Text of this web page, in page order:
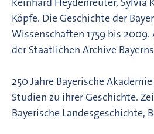
Köpfe. Die Geschichte der
Wissenschaften 1759 bis
der Staatlichen Archive
250 Jahre Bayerische
Studien zu ihrer Geschichte.
Bayerische Landesgeschichte,